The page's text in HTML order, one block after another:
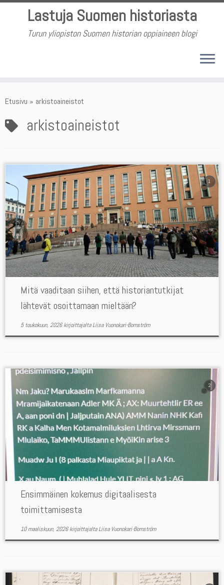
Skip
Lastuja Suomen historiasta
Turun yliopiston Suomen historian oppiaineen blogi
Etusivu » arkistoaineistot
arkistoaineistot
1
Mitä vaaditaan siihen, että historiantutkijat
lähtevät osoittamaan mieltään?
5 toukokuun, 2026 kirjoittajaltaLiisa Vuonokari-Bomström
2
Ensimmäinen kokemus digitaalisesta
toimittamisesta
10 maaliskuun, 2026 kirjoittajaltaLiisa Vuonokari-Bomström